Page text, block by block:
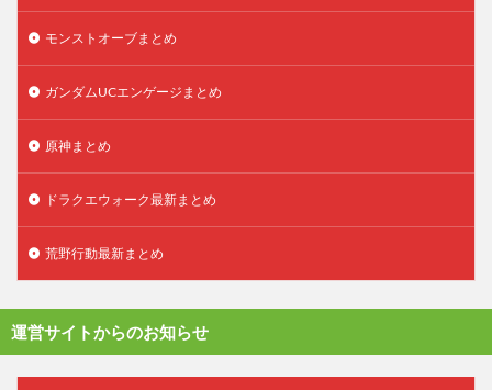
モンストオーブまとめ
ガンダムUCエンゲージまとめ
原神まとめ
ドラクエウォーク最新まとめ
荒野行動最新まとめ
運営サイトからのお知らせ